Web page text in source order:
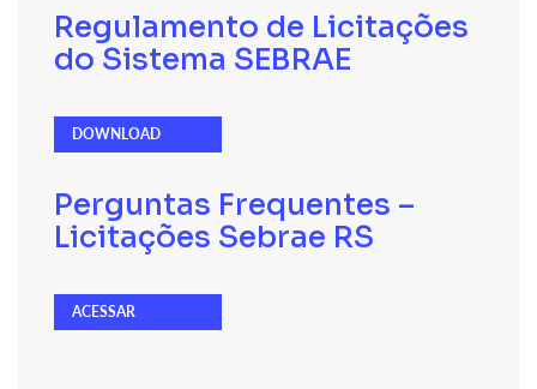
Regulamento de Licitações
do Sistema SEBRAE
DOWNLOAD
Perguntas Frequentes –
Licitações Sebrae RS
ACESSAR